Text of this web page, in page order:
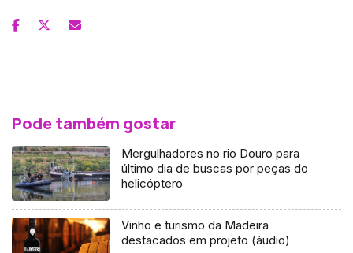
Pode também gostar
Mergulhadores no rio Douro para
último dia de buscas por peças do
helicóptero
Vinho e turismo da Madeira
destacados em projeto (áudio)